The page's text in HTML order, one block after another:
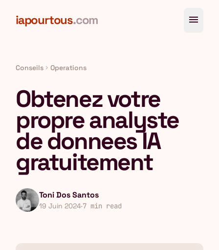
iapourtous.com menu
Conseils chevron_right Operations
Obtenez votre
propre analyste
de donnees IA
gratuitement
Toni Dos Santos
19 Juin 2024·7 min read